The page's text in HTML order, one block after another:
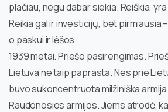
plačiau, negu dabar siekia. Reiškia,
Reikia gal ir investicijų, bet pirmiausia
o paskui ir lėšos.
1939 metai. Priešo pasirengimas.
Lietuva ne taip paprasta. Nes prie
buvo sukoncentruota milžiniška armija
Raudonosios armijos. Jiems atrodė,